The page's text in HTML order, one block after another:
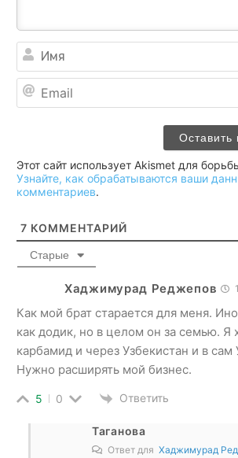
Этот сайт использует Akismet для
Узнайте, как обрабатываются ваши
комментариев.
7 КОММЕНТАРИЙ
Старые
Хаджимурад Реджепов
Как мой брат старается для меня.
как додик, но в целом он за семью. Я
карбамид и через Узбекистан и в сам
Нужно расширять мой бизнес.
5 0 Ответить
Таганова
Ответ для Хаджимурад